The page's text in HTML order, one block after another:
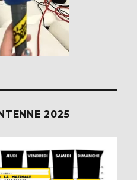
2025